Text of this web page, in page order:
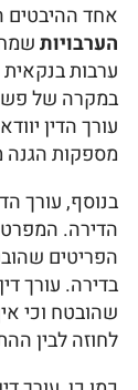
אחד ההיבטים
הערבויות
ערבות
במקרה של
עורך הדין
מספקות
בנוסף, עורך
הדירה.
הפריטים
בדירה. עורך
שהובטח וכי
לחוזה לבין